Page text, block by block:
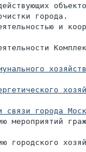
города.
и
связи города
мероприятий
городского